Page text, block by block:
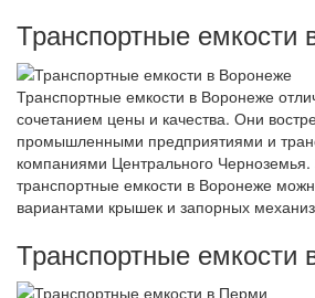
Транспортные емкости
Транспортные емкости в Воронеже
сочетанием цены и качества. Они
промышленными предприятиями и
компаниями Центрального Черноземья.
транспортные емкости в Воронеже
вариантами крышек и запорных
Транспортные емкости